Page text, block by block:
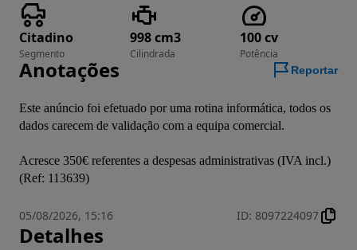
Citadino
Segmento
998 cm3
Cilindrada
100 cv
Potência
Anotações Reportar
Este anúncio foi efetuado por uma rotina informática, todos os
dados carecem de validação com a equipa comercial.
Acresce 350€ referentes a despesas administrativas (IVA incl.)
(Ref: 113639)
05/08/2026, 15:16 ID: 8097224097
Detalhes